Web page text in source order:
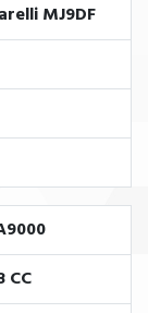
MJ9DF
CC